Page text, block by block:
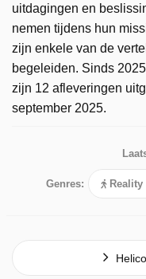
uitdagingen en
nemen tijdens hun
zijn enkele van de
begeleiden. Sinds
zijn 12 afleveringen
september 2025.
Genres: Reality